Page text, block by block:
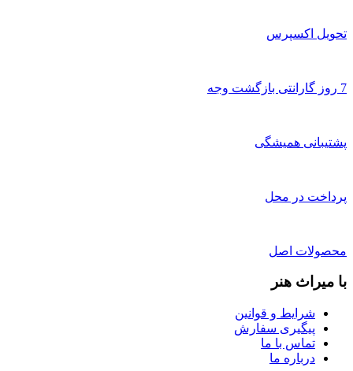
تحویل اکسپرس
7 روز گارانتی بازگشت وجه
پشتیبانی همیشگی
پرداخت در محل
محصولات اصل
با میراث هنر
شرایط و قوانین
پیگیری سفارش
تماس با ما
درباره ما